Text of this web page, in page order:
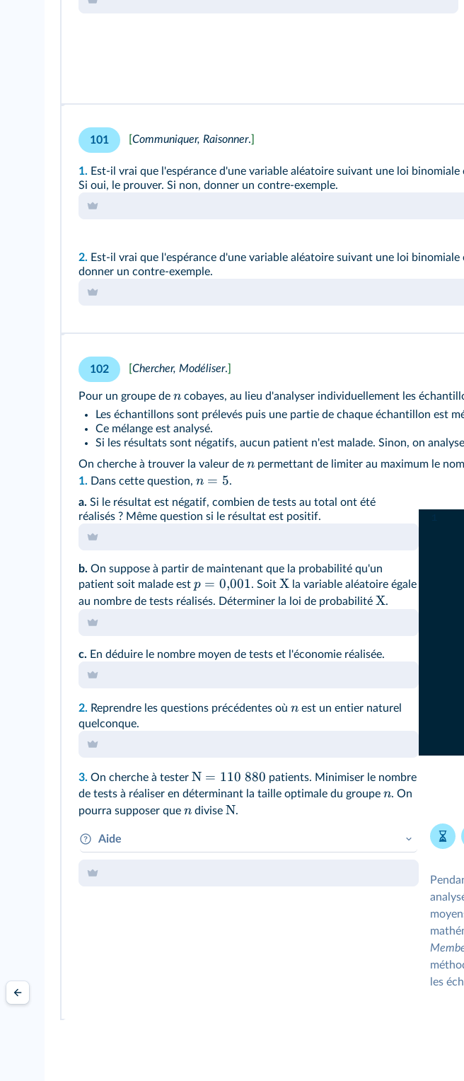
101 Communiquer, Raisonner.
1. Est‑il vrai que l'espérance d'une variable aléatoire suivant une loi
Si oui, le prouver. Si non, donner un contre‑exemple.
2. Est‑il vrai que l'espérance d'une variable aléatoire suivant une loi
donner un contre‑exemple.
102 Chercher, Modéliser.
Pour un groupe de n cobayes, au lieu d'analyser individuellement les
Les échantillons sont prélevés puis une partie de chaque échantillon est
Ce mélange est analysé.
Si les résultats sont négatifs, aucun patient n'est malade. Sinon, on
On cherche à trouver la valeur de n permettant de limiter au maximum le
1. Dans cette question, n = 5.
a. Si le résultat est négatif, combien de tests au total ont été
réalisés ? Même question si le résultat est positif.
b. On suppose à partir de maintenant que la probabilité qu'un
patient soit malade est p = 0,001. Soit X la variable aléatoire égale
au nombre de tests réalisés. Déterminer la loi de probabilité X.
c. En déduire le nombre moyen de tests et l'économie réalisée.
2. Reprendre les questions précédentes où n est un entier naturel
quelconque.
3. On cherche à tester N = 110 880 patients. Minimiser le nombre
de tests à réaliser en déterminant la taille optimale du groupe n. On
pourra supposer que n divise N.
Aide
On pourra utiliser un tableur ou coder un programme en
les